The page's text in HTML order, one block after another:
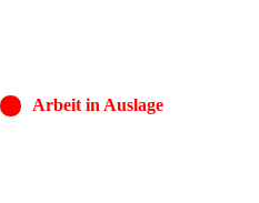
Arbeit in Auslage